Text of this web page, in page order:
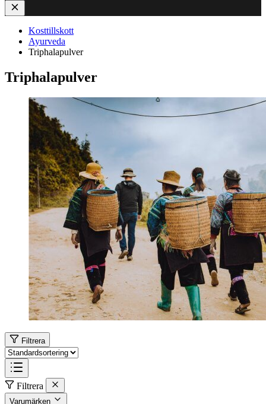
Kosttillskott
Ayurveda
Triphalapulver
Triphalapulver
Filtrera
Filtrera
Varumärken